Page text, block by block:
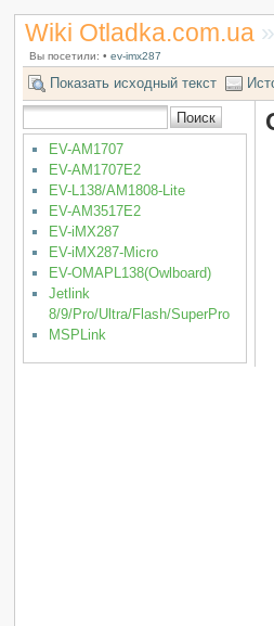
Wiki Otladka.com.ua»
Вы посетили: • ev-imx287
Показать исходный текст
EV-AM1707
EV-AM1707E2
EV-L138/AM1808-Lite
EV-AM3517E2
EV-iMX287
EV-iMX287-Micro
EV-OMAPL138(Owlboard)
Jetlink
8/9/Pro/Ultra/Flash/SuperPro
MSPLink